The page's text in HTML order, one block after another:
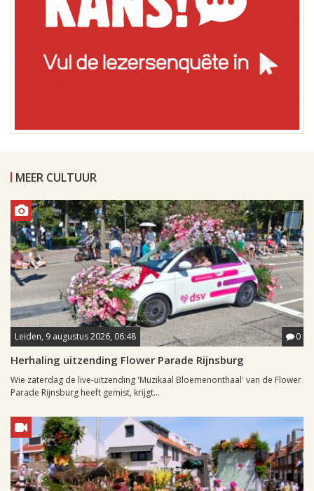
MEER CULTUUR
Leiden, 9 augustus 2026, 06:48 0
Herhaling uitzending Flower Parade Rijnsburg
Wie zaterdag de live-uitzending 'Muzikaal Bloemenonthaal' van de Flower
Parade Rijnsburg heeft gemist, krijgt...